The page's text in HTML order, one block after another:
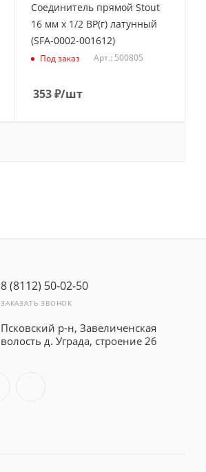
Соединитель прямой Stout
16 мм х 1/2 ВР(г) латунный
(SFA-0002-001612)
Под заказ Арт.: 500805
353₽/шт
8 (8112) 50-02-50
ЗАКАЗАТЬ ЗВОНОК
Псковский р-н, Завеличенская
волость д. Уграда, строение 26